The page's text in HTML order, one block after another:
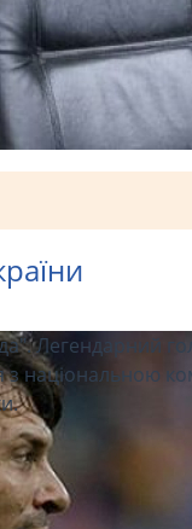
Легендарний
національною